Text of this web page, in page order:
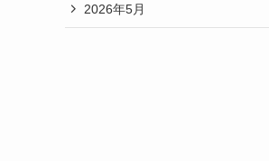
2026年5月